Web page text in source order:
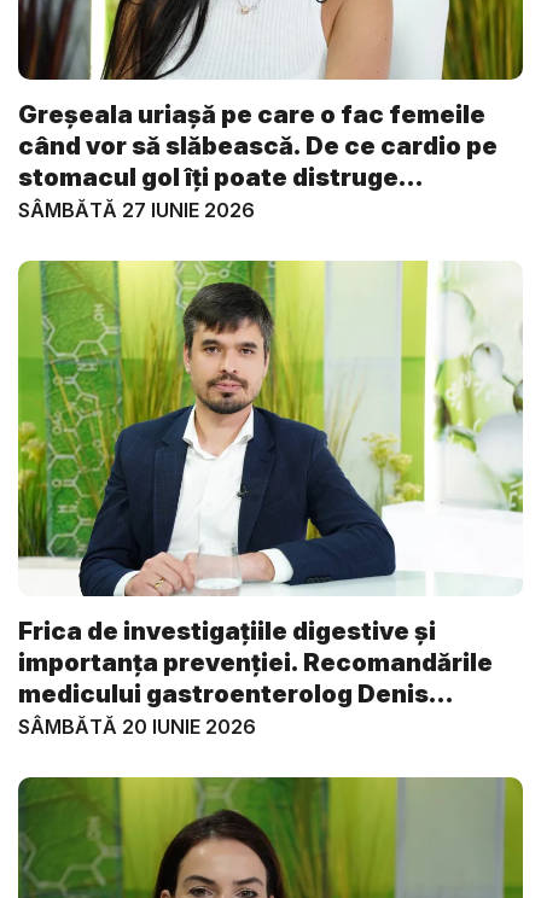
Greșeala uriașă pe care o fac femeile
când vor să slăbească. De ce cardio pe
stomacul gol îți poate distruge
metabol...
SÂMBĂTĂ 27 IUNIE 2026
Frica de investigațiile digestive și
importanța prevenției. Recomandările
medicului gastroenterolog Denis
Ardel...
SÂMBĂTĂ 20 IUNIE 2026